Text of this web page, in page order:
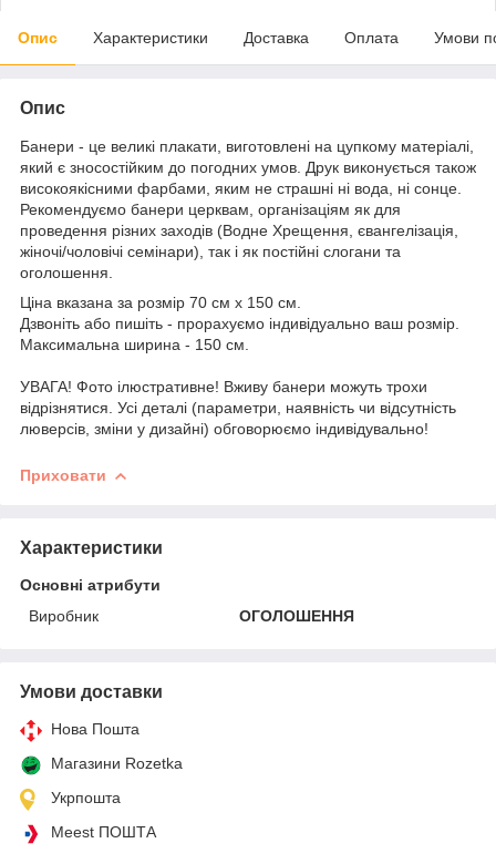
Опис Характеристики Доставка Оплата Умови
Опис
Банери - це великі плакати, виготовлені на цупкому матеріалі,
який є зносостійким до погодних умов. Друк виконується також
високоякісними фарбами, яким не страшні ні вода, ні сонце.
Рекомендуємо банери церквам, організаціям як для
проведення різних заходів (Водне Хрещення, євангелізація,
жіночі/чоловічі семінари), так і як постійні слогани та
оголошення.
Ціна вказана за розмір 70 см х 150 см.
Дзвоніть або пишіть - прорахуємо індивідуально ваш розмір.
Максимальна ширина - 150 см.
УВАГА! Фото ілюстративне! Вживу банери можуть трохи
відрізнятися. Усі деталі (параметри, наявність чи відсутність
люверсів, зміни у дизайні) обговорюємо індивідувально!
Приховати
Характеристики
Основні атрибути
Виробник
ОГОЛОШЕННЯ
Умови доставки
Нова Пошта
Магазини Rozetka
Укрпошта
Meest ПОШТА